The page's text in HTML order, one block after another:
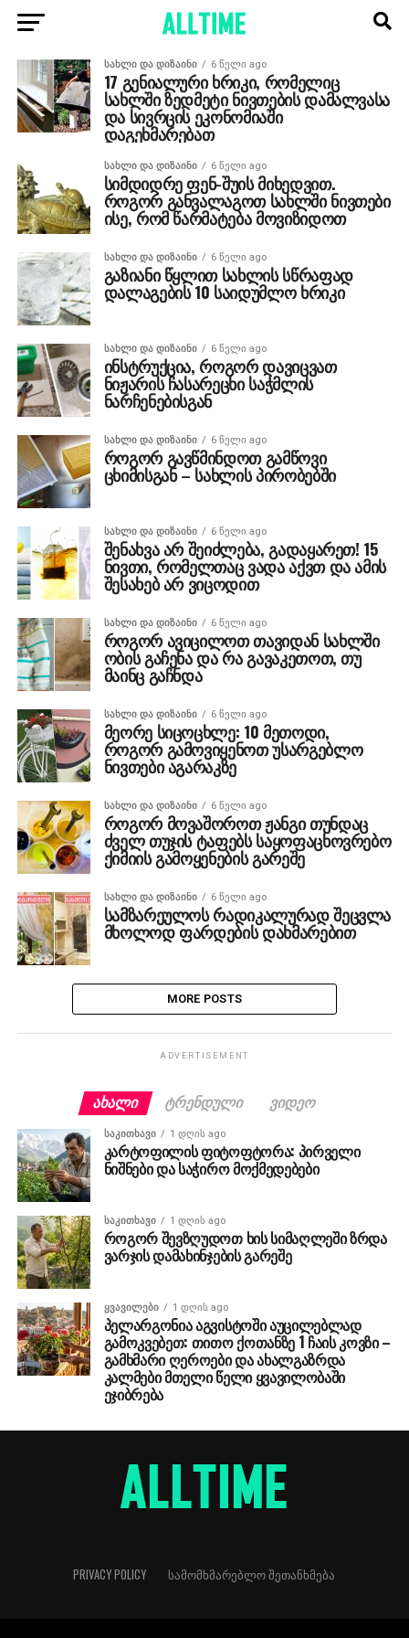
ᲡᲐᲮᲚᲘ ᲓᲐ ᲓᲘᲖᲐᲘᲜᲘ 6 წელი ago
17 გენიალური ხრიკი, რომელიც
სახლში ზედმეტი ნივთების დამალვასა
და სივრცის ეკონომიაში
დაგეხმარებათ
ᲡᲐᲮᲚᲘ ᲓᲐ ᲓᲘᲖᲐᲘᲜᲘ 6 წელი ago
სიმდიდრე ფენ-შუის მიხედვით.
როგორ განვალაგოთ სახლში ნივთები
ისე, რომ წარმატება მოვიზიდოთ
ᲡᲐᲮᲚᲘ ᲓᲐ ᲓᲘᲖᲐᲘᲜᲘ 6 წელი ago
გაზიანი წყლით სახლის სწრაფად
დალაგების 10 საიდუმლო ხრიკი
ᲡᲐᲮᲚᲘ ᲓᲐ ᲓᲘᲖᲐᲘᲜᲘ 6 წელი ago
ინსტრუქცია, როგორ დავიცვათ
ნიჟარის ჩასარეცხი საჭმლის
ნარჩენებისგან
ᲡᲐᲮᲚᲘ ᲓᲐ ᲓᲘᲖᲐᲘᲜᲘ 6 წელი ago
როგორ გავწმინდოთ გამწოვი
ცხიმისგან – სახლის პირობებში
ᲡᲐᲮᲚᲘ ᲓᲐ ᲓᲘᲖᲐᲘᲜᲘ 6 წელი ago
შენახვა არ შეიძლება, გადაყარეთ! 15
ნივთი, რომელთაც ვადა აქვთ და ამის
შესახებ არ ვიცოდით
ᲡᲐᲮᲚᲘ ᲓᲐ ᲓᲘᲖᲐᲘᲜᲘ 6 წელი ago
როგორ ავიცილოთ თავიდან სახლში
ობის გაჩენა და რა გავაკეთოთ, თუ
მაინც გაჩნდა
ᲡᲐᲮᲚᲘ ᲓᲐ ᲓᲘᲖᲐᲘᲜᲘ 6 წელი ago
მეორე სიცოცხლე: 10 მეთოდი,
როგორ გამოვიყენოთ უსარგებლო
ნივთები აგარაკზე
ᲡᲐᲮᲚᲘ ᲓᲐ ᲓᲘᲖᲐᲘᲜᲘ 6 წელი ago
როგორ მოვაშოროთ ჟანგი თუნდაც
ძველ თუჯის ტაფებს საყოფაცხოვრებო
ქიმიის გამოყენების გარეშე
ᲡᲐᲮᲚᲘ ᲓᲐ ᲓᲘᲖᲐᲘᲜᲘ 6 წელი ago
სამზარეულოს რადიკალურად შეცვლა
მხოლოდ ფარდების დახმარებით
MORE POSTS
ADVERTISEMENT
ᲐᲮᲐᲚᲘ ᲢᲠᲔᲜᲓᲣᲚᲘ ᲕᲘᲓᲔᲝ
ᲡᲐᲙᲘᲗᲮᲐᲕᲘ 1 დღის ago
კარტოფილის ფიტოფტორა: პირველი
ნიშნები და საჭირო მოქმედებები
ᲡᲐᲙᲘᲗᲮᲐᲕᲘ 1 დღის ago
როგორ შევზღუდოთ ხის სიმაღლეში ზრდა
ვარჯის დამახინჯების გარეშე
ᲧᲕᲐᲕᲘᲚᲔᲑᲘ 1 დღის ago
პელარგონია აგვისტოში აუცილებლად
გამოკვებეთ: თითო ქოთანზე 1 ჩაის კოვზი –
გამხმარი ღეროები და ახალგაზრდა
კალმები მთელი წელი ყვავილობაში
ეჯიბრება
PRIVACY POLICY ᲡᲐᲛᲝᲛᲮᲛᲐᲠᲔᲑᲚᲝ ᲨᲔᲗᲐᲜᲮᲛᲔᲑᲐ